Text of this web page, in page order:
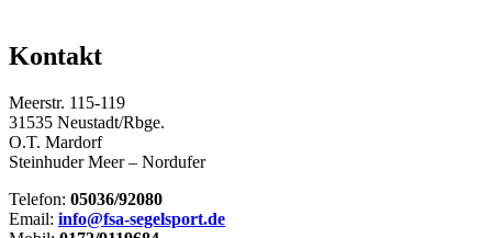
Kontakt
Meerstr. 115-119
31535 Neustadt/Rbge.
O.T. Mardorf
Steinhuder Meer – Nordufer
Telefon: 05036/92080
Email: info@fsa-segelsport.de